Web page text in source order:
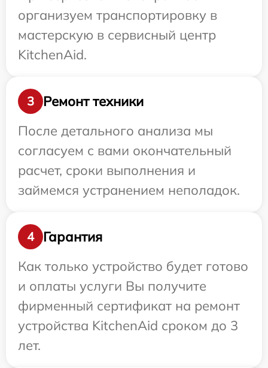
организуем транспортировку в
мастерскую в сервисный центр
KitchenAid.
3
Ремонт техники
После детального анализа мы
согласуем с вами окончательный
расчет, сроки выполнения и
займемся устранением неполадок.
4
Гарантия
Как только устройство будет готово
и оплаты услуги Вы получите
фирменный сертификат на ремонт
устройства KitchenAid сроком до 3
лет.